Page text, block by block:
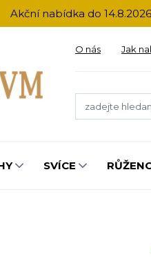
Akční nabídka do
O nás Jak
SVÍCE